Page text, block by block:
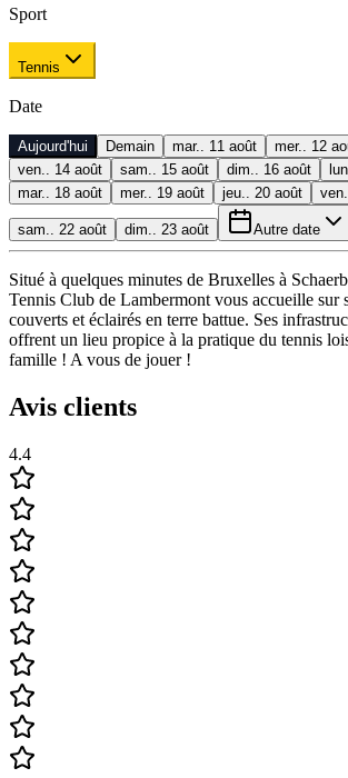
Sport
Tennis
Date
Aujourd'hui Demain mar.. 11 août mer.. 12
ven.. 14 août
sam.. 15 août dim.. 16 août
mar.. 18 août
mer.. 19 août jeu.. 20 août
sam.. 22 août dim.. 23 août Autre date
Situé à quelques minutes de Bruxelles à
Tennis Club de Lambermont vous accueille sur
couverts et éclairés en terre battue. Ses
offrent un lieu propice à la pratique du tennis
famille ! A vous de jouer !
Avis clients
4.4